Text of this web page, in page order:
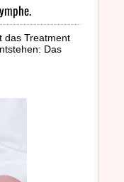
das Treatment
Das